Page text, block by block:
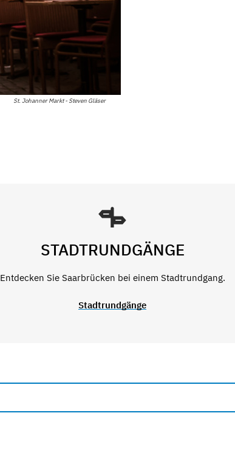
St. Johanner Markt - Steven Gläser
STADTRUNDGÄNGE
Entdecken Sie Saarbrücken bei einem Stadtrundgang.
Stadtrundgänge